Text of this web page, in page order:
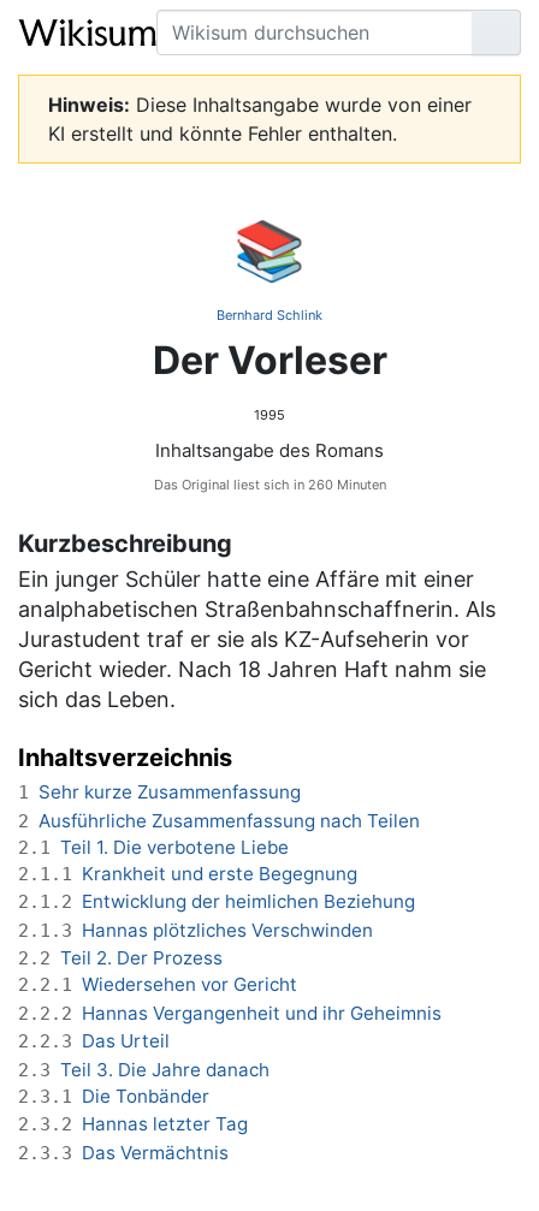
Suche
Seite
Hinweis: Diese Inhaltsangabe wurde von einer
KI erstellt und könnte Fehler enthalten.
📚
Bernhard Schlink
Der Vorleser
1995
Inhaltsangabe des Romans
Das Original liest sich in 260 Minuten
Kurzbeschreibung
Ein junger Schüler hatte eine Affäre mit einer
analphabetischen Straßenbahnschaffnerin. Als
Jurastudent traf er sie als KZ-Aufseherin vor
Gericht wieder. Nach 18 Jahren Haft nahm sie
sich das Leben.
Inhaltsverzeichnis
1 Sehr kurze Zusammenfassung
2 Ausführliche Zusammenfassung nach Teilen
2.1 Teil 1. Die verbotene Liebe
2.1.1 Krankheit und erste Begegnung
2.1.2 Entwicklung der heimlichen Beziehung
2.1.3 Hannas plötzliches Verschwinden
2.2 Teil 2. Der Prozess
2.2.1 Wiedersehen vor Gericht
2.2.2 Hannas Vergangenheit und ihr Geheimnis
2.2.3 Das Urteil
2.3 Teil 3. Die Jahre danach
2.3.1 Die Tonbänder
2.3.2 Hannas letzter Tag
2.3.3 Das Vermächtnis